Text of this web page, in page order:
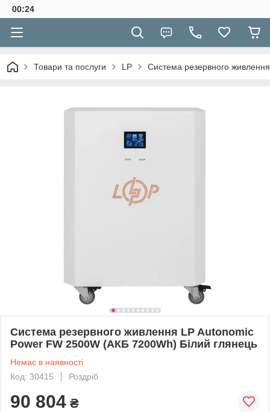
00:24
Товари та послуги LP Система резервного
Система резервного живлення LP Autonomic
Power FW 2500W (АКБ 7200Wh) Білий глянець
Немає в наявності
Код: 30415
Роздріб
90 804 ₴